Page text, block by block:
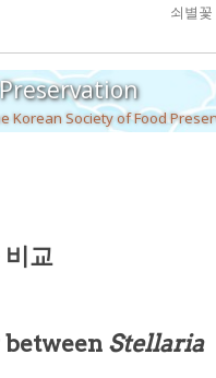
쇠별꽃
Korean Society of Food
비교
Stellaria